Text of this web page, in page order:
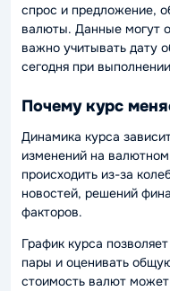
спрос и предложение,
валюты. Данные могут
важно учитывать дату
сегодня при
Почему курс
Динамика курса
изменений на
происходить из-за
новостей, решений
факторов.
График курса
пары и оценивать
стоимость валют